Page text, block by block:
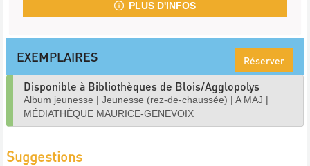
PLUS D'INFOS
EXEMPLAIRES Réserver
Disponible à Bibliothèques de Blois/Agglopolys
Album jeunesse | Jeunesse (rez-de-chaussée) | A MAJ |
MÉDIATHÈQUE MAURICE-GENEVOIX
Suggestions